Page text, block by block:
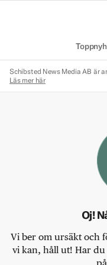
Schibsted News Media AB är
Läs mer här
Oj!
Vi ber om ursäkt och
vi kan, håll ut! Har